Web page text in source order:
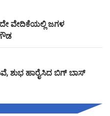
ವೇದಿಕೆಯಲ್ಲಿ ಜಗಳ
ಗೌಡ
ಶುಭ ಹಾರೈಸಿದ ಬಿಗ್ ಬಾಸ್